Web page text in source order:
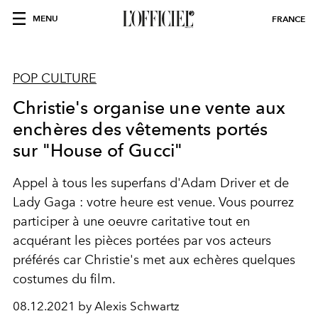
MENU FRANCE
POP CULTURE
Christie's organise une vente aux
enchères des vêtements portés
sur "House of Gucci"
Appel à tous les superfans d'Adam Driver et de
Lady Gaga : votre heure est venue. Vous pourrez
participer à une oeuvre caritative tout en
acquérant les pièces portées par vos acteurs
préférés car Christie's met aux echères quelques
costumes du film.
08.12.2021 by Alexis Schwartz